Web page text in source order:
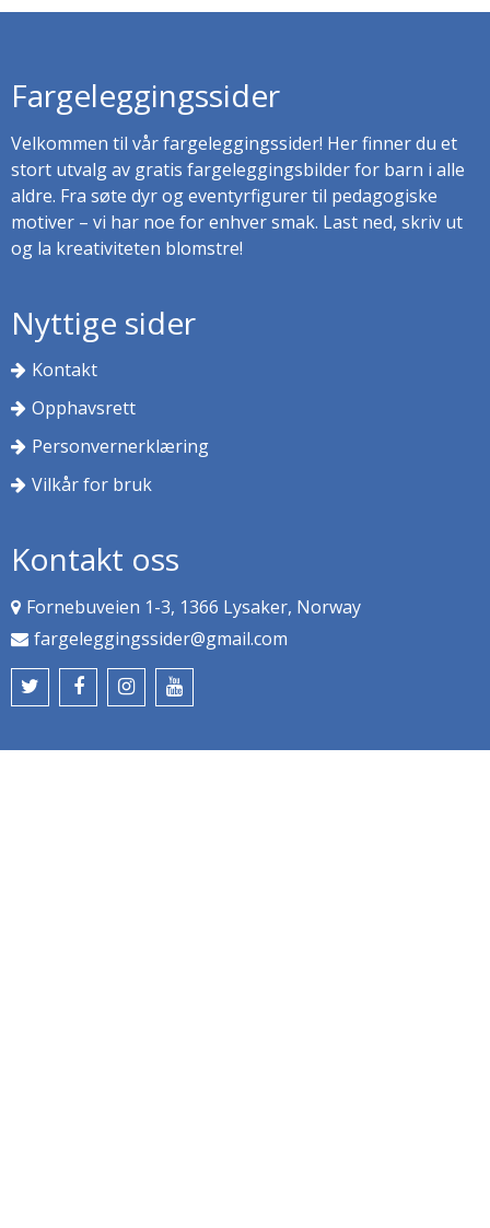
Fargeleggingssider
Velkommen til vår fargeleggingssider! Her finner du et
stort utvalg av gratis fargeleggingsbilder for barn i alle
aldre. Fra søte dyr og eventyrfigurer til pedagogiske
motiver – vi har noe for enhver smak. Last ned, skriv ut
og la kreativiteten blomstre!
Nyttige sider
Kontakt
Opphavsrett
Personvernerklæring
Vilkår for bruk
Kontakt oss
Fornebuveien 1-3, 1366 Lysaker, Norway
fargeleggingssider@gmail.com